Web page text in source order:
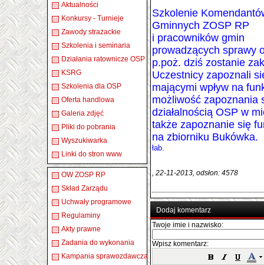
Aktualności
Konkursy - Turnieje
Zawody strażackie
Szkolenia i seminaria
Działania ratownicze OSP
KSRG
Szkolenia dla OSP
Oferta handlowa
Galeria zdjęć
Pliki do pobrania
Wyszukiwarka
Linki do stron www
OW ZOSP RP
Skład Zarządu
Uchwały programowe
Regulaminy
Akty prawne
Zadania do wykonania
Kampania sprawozdawcza
Szkolenie
Gminnych ZOSP RP
i pracowników gmin
prowadzących sprawy
p.poż. dziś zostanie
Uczestnicy zapoznali
mającymi wpływ na
możliwość zapoznania
działalnością OSP w
także zapoznanie się
na zbiorniku Bukówka.
łab.
, 22-11-2013, odsłon: 4578
Dodaj komentarz
Twoje imie i nazwisko:
Wpisz komentarz: